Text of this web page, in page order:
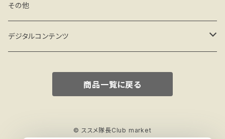
マグネット
その他
クリアケース
ハードケース(マット)
フィギュア
miniフレーム
その他
デジタルコンテンツ
商品一覧に戻る
© ススメ隊長Club market